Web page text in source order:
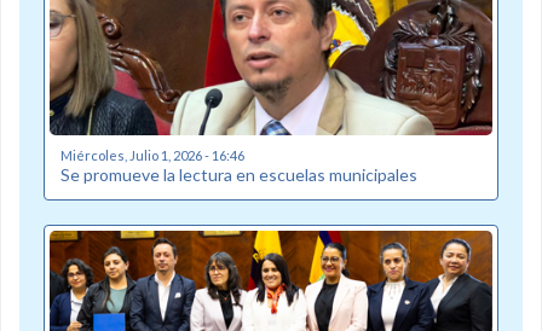
Miércoles, Julio 1, 2026 - 16:46
Se promueve la lectura en escuelas municipales